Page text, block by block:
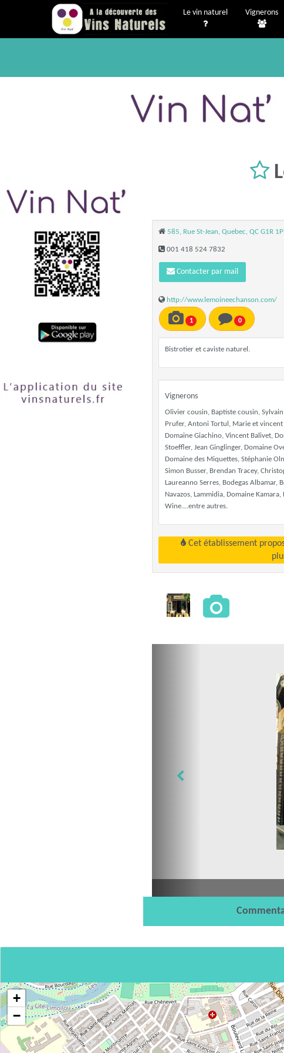
Le vin naturel Vignerons
585, Rue St-Jean, Quebec, QC G1R
001 418 524 7832
Contacter par mail
http://www.lemoineechanson.com/
1 0
Bistrotier et caviste naturel.
Vignerons
Olivier cousin, Baptiste cousin,
Prufer, Antoni Tortul, Marie et
Domaine Giachino, Vincent Balivet,
Stoeffler, Jean Ginglinger, Domaine
Domaine des Miquettes, Stéphanie
Simon Busser, Brendan Tracey,
Laureanno Serres, Bodegas Albamar,
Navazos, Lammidia, Domaine
Wine....entre autres.
Cet établissement
+
−